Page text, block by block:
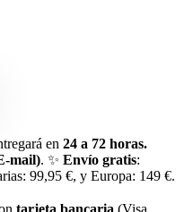
en 24 a 72 horas.
mail). ✨ Envío gratis:
99,95 €, y Europa: 149 €.
tarjeta bancaria (Visa,